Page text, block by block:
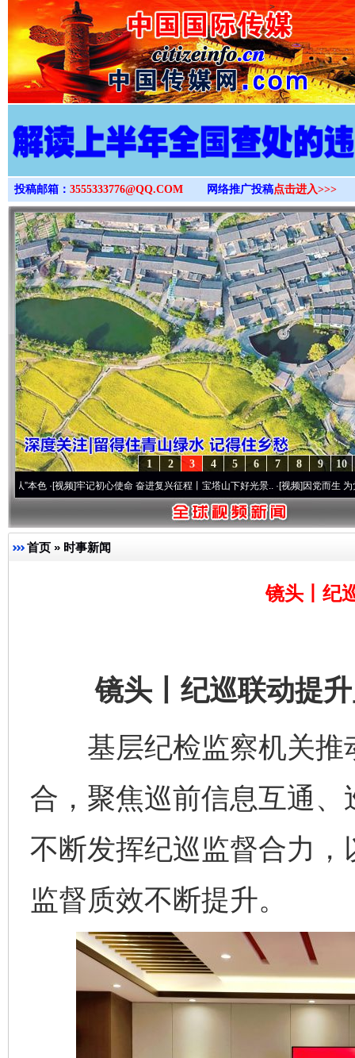
>
投稿邮箱： 3555333776@QQ.COM 网络推广投稿点击进入>>>
10
9
8
7
6
5
4
3
2
1
牢记初心使命 奋进复兴征程丨宝塔山下好光景..·[视频]因党而生 为党而战——百年
首页 » 时事新闻
镜头丨纪
镜头丨纪巡联动提升
基层纪检监察机关推
合，聚焦巡前信息互通
不断发挥纪巡监督合力，
监督质效不断提升。